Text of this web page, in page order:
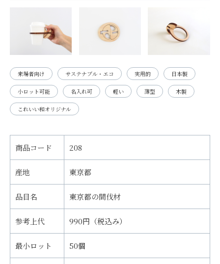
来場者向け サステナブル・エコ 実用的 日本製
小ロット可能 名入れ可 軽い 薄型 木製
これいい和オリジナル
商品コード 208
産地 東京都
品目名 東京都の間伐材
参考上代 990円（税込み）
最小ロット 50個